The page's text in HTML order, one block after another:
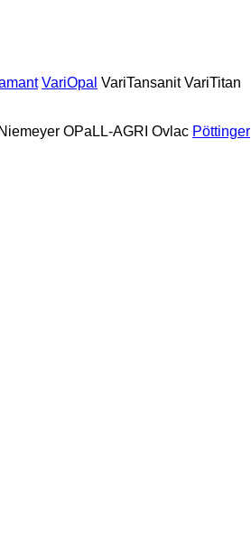
VariOpal VariTansanit VariTitan
Niemeyer OPaLL-AGRI Ovlac Pöttinger